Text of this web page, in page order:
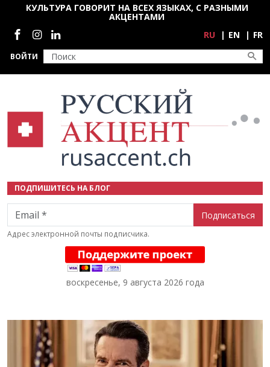
Перейти к основному содержанию
ВОЙТИ
КУЛЬТУРА ГОВОРИТ НА ВСЕХ ЯЗЫКАХ, С РАЗНЫМИ
АКЦЕНТАМИ
Социальные сети
RU EN FR
ПОДПИШИТЕСЬ НА БЛОГ
Email
Адрес электронной почты подписчика.
воскресенье, 9 августа 2026 года